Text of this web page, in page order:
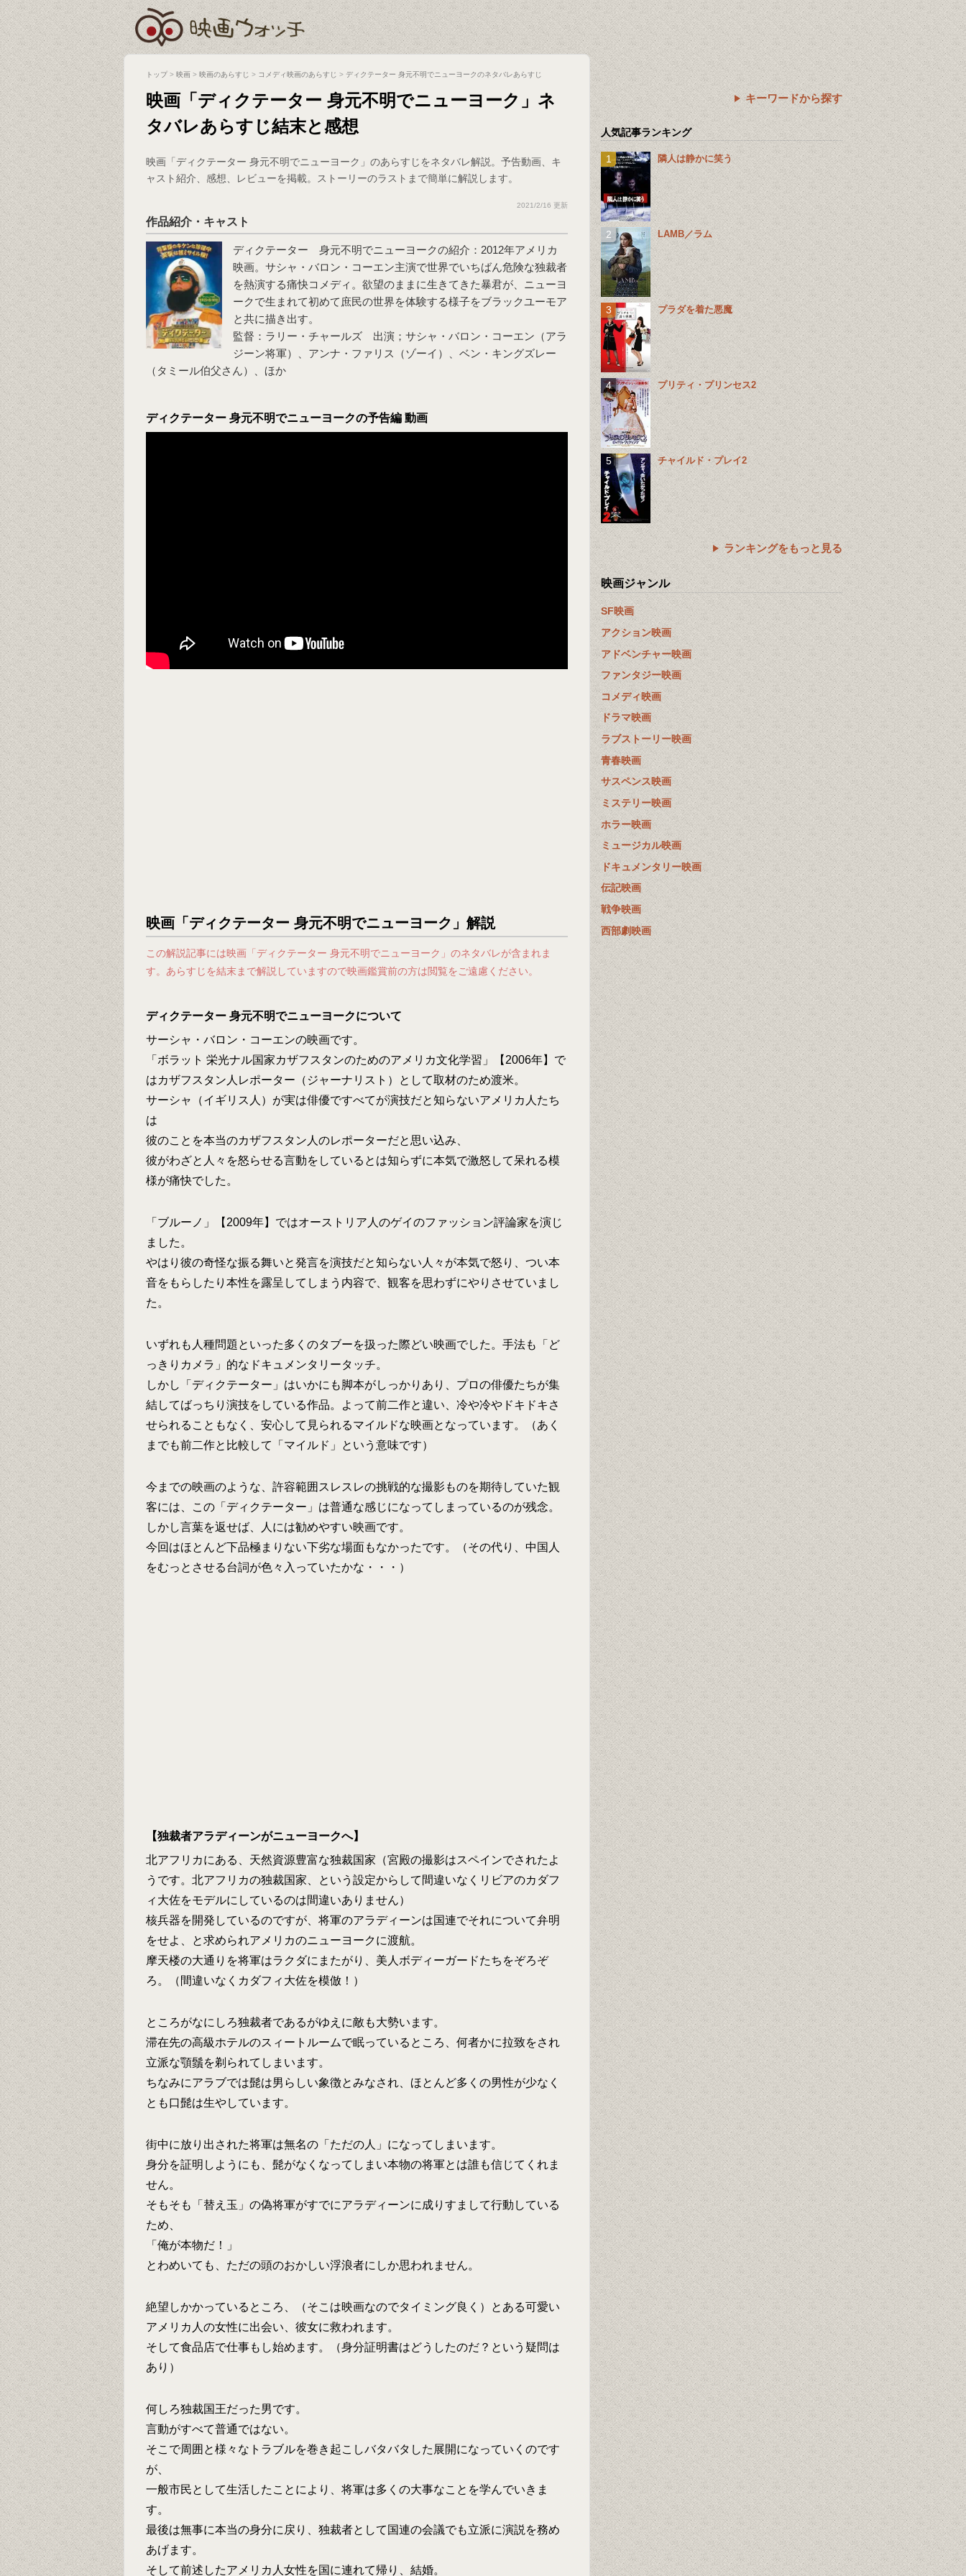
トップ> 映画 > 映画のあらすじ > コメディ映画のあらすじ > ディクテーター 身元不明でニューヨークのネタバレあらすじ
映画「ディクテーター 身元不明でニューヨーク」ネ
タバレあらすじ結末と感想
映画「ディクテーター 身元不明でニューヨーク」のあらすじをネタバレ解説。予告動画、キ
ャスト紹介、感想、レビューを掲載。ストーリーのラストまで簡単に解説します。
2021/2/16 更新
作品紹介・キャスト
ディクテーター 身元不明でニューヨークの紹介：2012年アメリカ
映画。サシャ・バロン・コーエン主演で世界でいちばん危険な独裁者
を熱演する痛快コメディ。欲望のままに生きてきた暴君が、ニューヨ
ークで生まれて初めて庶民の世界を体験する様子をブラックユーモア
と共に描き出す。
監督：ラリー・チャールズ 出演；サシャ・バロン・コーエン（アラ
ジーン将軍）、アンナ・ファリス（ゾーイ）、ベン・キングズレー
（タミール伯父さん）、ほか
ディクテーター 身元不明でニューヨークの予告編 動画
映画「ディクテーター 身元不明でニューヨーク」解説
この解説記事には映画「ディクテーター 身元不明でニューヨーク」のネタバレが含まれま
す。あらすじを結末まで解説していますので映画鑑賞前の方は閲覧をご遠慮ください。
ディクテーター 身元不明でニューヨークについて
サーシャ・バロン・コーエンの映画です。
「ボラット 栄光ナル国家カザフスタンのためのアメリカ文化学習」【2006年】で
はカザフスタン人レポーター（ジャーナリスト）として取材のため渡米。
サーシャ（イギリス人）が実は俳優ですべてが演技だと知らないアメリカ人たち
は
彼のことを本当のカザフスタン人のレポーターだと思い込み、
彼がわざと人々を怒らせる言動をしているとは知らずに本気で激怒して呆れる模
様が痛快でした。
「ブルーノ」【2009年】ではオーストリア人のゲイのファッション評論家を演じ
ました。
やはり彼の奇怪な振る舞いと発言を演技だと知らない人々が本気で怒り、つい本
音をもらしたり本性を露呈してしまう内容で、観客を思わずにやりさせていまし
た。
いずれも人種問題といった多くのタブーを扱った際どい映画でした。手法も「ど
っきりカメラ」的なドキュメンタリータッチ。
しかし「ディクテーター」はいかにも脚本がしっかりあり、プロの俳優たちが集
結してばっちり演技をしている作品。よって前二作と違い、冷や冷やドキドキさ
せられることもなく、安心して見られるマイルドな映画となっています。（あく
までも前二作と比較して「マイルド」という意味です）
今までの映画のような、許容範囲スレスレの挑戦的な撮影ものを期待していた観
客には、この「ディクテーター」は普通な感じになってしまっているのが残念。
しかし言葉を返せば、人には勧めやすい映画です。
今回はほとんど下品極まりない下劣な場面もなかったです。（その代り、中国人
をむっとさせる台詞が色々入っていたかな・・・）
【独裁者アラディーンがニューヨークへ】
北アフリカにある、天然資源豊富な独裁国家（宮殿の撮影はスペインでされたよ
うです。北アフリカの独裁国家、という設定からして間違いなくリビアのカダフ
ィ大佐をモデルにしているのは間違いありません）
核兵器を開発しているのですが、将軍のアラディーンは国連でそれについて弁明
をせよ、と求められアメリカのニューヨークに渡航。
摩天楼の大通りを将軍はラクダにまたがり、美人ボディーガードたちをぞろぞ
ろ。（間違いなくカダフィ大佐を模倣！）
ところがなにしろ独裁者であるがゆえに敵も大勢います。
滞在先の高級ホテルのスィートルームで眠っているところ、何者かに拉致をされ
立派な顎鬚を剃られてしまいます。
ちなみにアラブでは髭は男らしい象徴とみなされ、ほとんど多くの男性が少なく
とも口髭は生やしています。
街中に放り出された将軍は無名の「ただの人」になってしまいます。
身分を証明しようにも、髭がなくなってしまい本物の将軍とは誰も信じてくれま
せん。
そもそも「替え玉」の偽将軍がすでにアラディーンに成りすまして行動している
ため、
「俺が本物だ！」
とわめいても、ただの頭のおかしい浮浪者にしか思われません。
絶望しかかっているところ、（そこは映画なのでタイミング良く）とある可愛い
アメリカ人の女性に出会い、彼女に救われます。
そして食品店で仕事もし始めます。（身分証明書はどうしたのだ？という疑問は
あり）
何しろ独裁国王だった男です。
言動がすべて普通ではない。
そこで周囲と様々なトラブルを巻き起こしバタバタした展開になっていくのです
が、
一般市民として生活したことにより、将軍は多くの大事なことを学んでいきま
す。
最後は無事に本当の身分に戻り、独裁者として国連の会議でも立派に演説を務め
あげます。
そして前述したアメリカ人女性を国に連れて帰り、結婚。
キーワードから探す
人気記事ランキング
隣人は静かに笑う
LAMB／ラム
プラダを着た悪魔
プリティ・プリンセス2
チャイルド・プレイ2
ランキングをもっと見る
映画ジャンル
SF映画
アクション映画
アドベンチャー映画
ファンタジー映画
コメディ映画
ドラマ映画
ラブストーリー映画
青春映画
サスペンス映画
ミステリー映画
ホラー映画
ミュージカル映画
ドキュメンタリー映画
伝記映画
戦争映画
西部劇映画